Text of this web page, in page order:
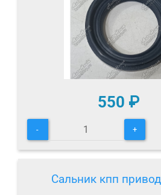
550 ₽
- +
Сальник кпп